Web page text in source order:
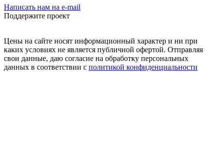
Написать нам на e-mail
Поддержите проект
Цены на сайте носят информационный характер и ни при
каких условиях не является публичной офертой. Отправляя
свои данные, даю согласие на обработку персональных
данных в соответствии с политикой конфиденциальности